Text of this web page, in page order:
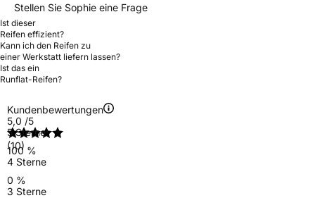
Stellen Sie Sophie eine Frage
Ist dieser
Reifen effizient?
Kann ich den Reifen zu
einer Werkstatt liefern lassen?
Ist das ein
Runflat-Reifen?
Kundenbewertungen
5,0 /5
(10)
5 Sterne
100 %
4 Sterne
0 %
3 Sterne